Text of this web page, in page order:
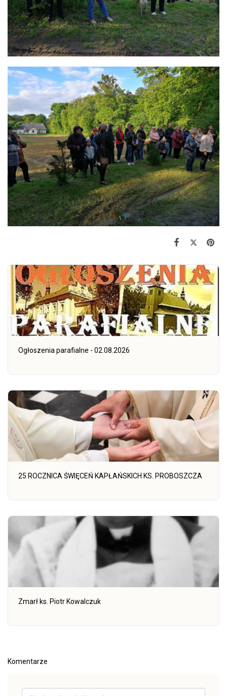
Ogłoszenia parafialne - 02.08.2026
25 ROCZNICA ŚWIĘCEŃ KAPŁAŃSKICH KS. PROBOSZCZA
Zmarł ks. Piotr Kowalczuk
Komentarze